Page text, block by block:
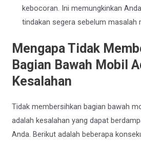
kebocoran. Ini memungkinkan
tindakan segera sebelum masalah
Mengapa Tidak
Bagian Bawah Mobil
Kesalahan
Tidak membersihkan bagian bawah
adalah kesalahan yang dapat
Anda. Berikut adalah beberapa